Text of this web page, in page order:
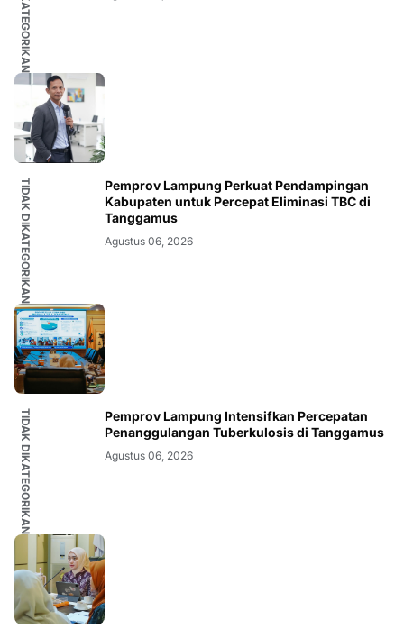
TIDAK DIKATEGORIKAN
Pemprov Lampung Perkuat Pendampingan
Kabupaten untuk Percepat Eliminasi TBC di
Tanggamus
Agustus 06, 2026
TIDAK DIKATEGORIKAN
Pemprov Lampung Intensifkan Percepatan
Penanggulangan Tuberkulosis di Tanggamus
Agustus 06, 2026